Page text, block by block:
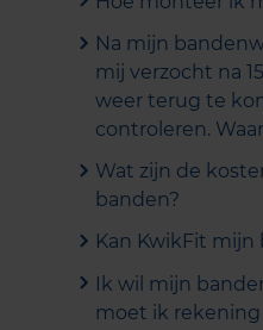
Na mijn
mij verzocht na
weer terug te
controleren.
Wat zijn de
banden?
Kan KwikFit mijn
Ik wil mijn
moet ik